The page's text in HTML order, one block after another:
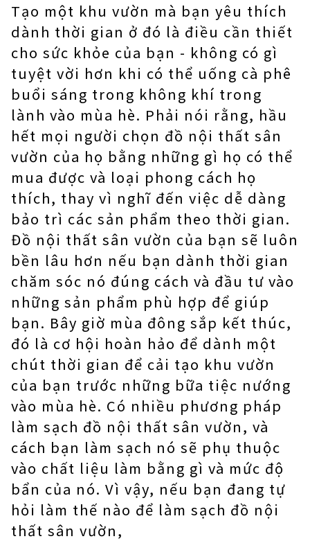
Tạo một khu vườn mà bạn yêu thích
dành thời gian ở đó là điều cần thiết
cho sức khỏe của bạn - không có gì
tuyệt vời hơn khi có thể uống cà phê
buổi sáng trong không khí trong
lành vào mùa hè. Phải nói rằng, hầu
hết mọi người chọn đồ nội thất sân
vườn của họ bằng những gì họ có thể
mua được và loại phong cách họ
thích, thay vì nghĩ đến việc dễ dàng
bảo trì các sản phẩm theo thời gian.
Đồ nội thất sân vườn của bạn sẽ luôn
bền lâu hơn nếu bạn dành thời gian
chăm sóc nó đúng cách và đầu tư vào
những sản phẩm phù hợp để giúp
bạn. Bây giờ mùa đông sắp kết thúc,
đó là cơ hội hoàn hảo để dành một
chút thời gian để cải tạo khu vườn
của bạn trước những bữa tiệc nướng
vào mùa hè. Có nhiều phương pháp
làm sạch đồ nội thất sân vườn, và
cách bạn làm sạch nó sẽ phụ thuộc
vào chất liệu làm bằng gì và mức độ
bẩn của nó. Vì vậy, nếu bạn đang tự
hỏi làm thế nào để làm sạch đồ nội
thất sân vườn,